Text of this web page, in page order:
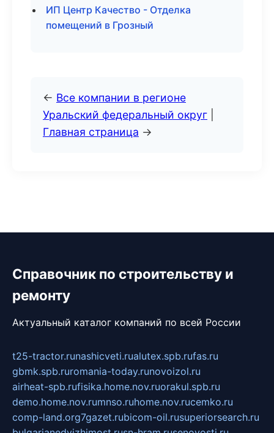
ИП Центр Качество - Отделка
помещений в Грозный
← Все компании в регионе
Уральский федеральный округ
Главная страница →
Справочник по строительству и
ремонту
Актуальный каталог компаний по всей России
t25-tractor.runashicveti.rualutex.spb.rufas.ru
gbmk.spb.ruromania-today.runovoizol.ru
airheat-spb.rufisika.home.nov.ruorakul.spb.ru
demo.home.nov.rumnso.ruhome.nov.rucemko.ru
comp-land.org7gazet.rubicom-oil.rusuperiorsearch.ru